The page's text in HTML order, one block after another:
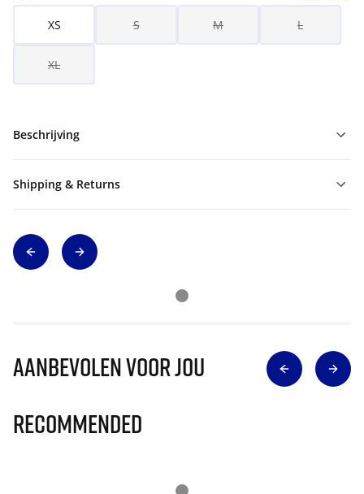
XS S M L
XL
Beschrijving
Shipping & Returns
Aanbevolen voor jou
Recommended